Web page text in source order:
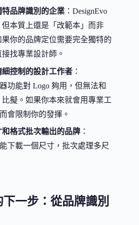
品牌識別的企業 ：DesignEvo
本質上還是「改範本」而非
果你的品牌定位需要完全獨特的
找專業設計師。
控制的設計工作者 ：
功能對 Logo 夠用，但無法和
比擬。如果你本來就會用專業工
會限制你的發揮。
格式批次輸出的品牌 ：
下載一個尺寸，批次處理多尺
一步：從品牌識別